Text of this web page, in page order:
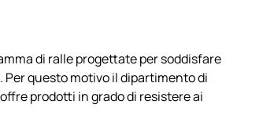
di ralle progettate per soddisfare
questo motivo il dipartimento di
prodotti in grado di resistere ai